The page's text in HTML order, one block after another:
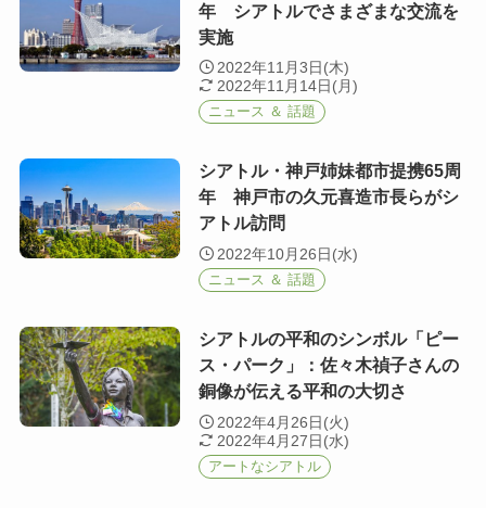
年 シアトルでさまざまな交流を
実施
2022年11月3日(木)
2022年11月14日(月)
ニュース ＆ 話題
シアトル・神戸姉妹都市提携65周
年 神戸市の久元喜造市長らがシ
アトル訪問
2022年10月26日(水)
ニュース ＆ 話題
シアトルの平和のシンボル「ピー
ス・パーク」：佐々木禎子さんの
銅像が伝える平和の大切さ
2022年4月26日(火)
2022年4月27日(水)
アートなシアトル